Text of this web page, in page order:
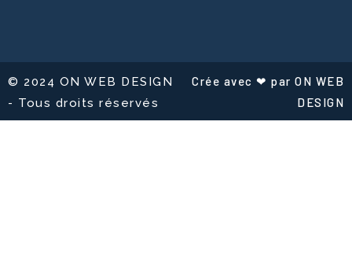
© 2024 ON WEB DESIGN
- Tous droits réservés
Crée avec ❤ par ON WEB
DESIGN